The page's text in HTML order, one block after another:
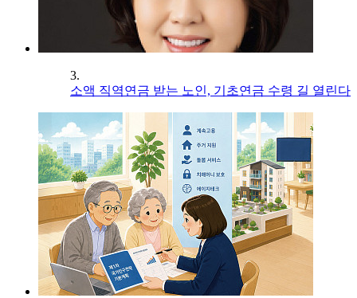
3.
소액 직역연금 받는 노인, 기초연금 수령 길 열린다